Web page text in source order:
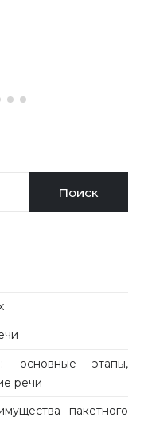
Поиск
основные этапы,
речи
пакетного